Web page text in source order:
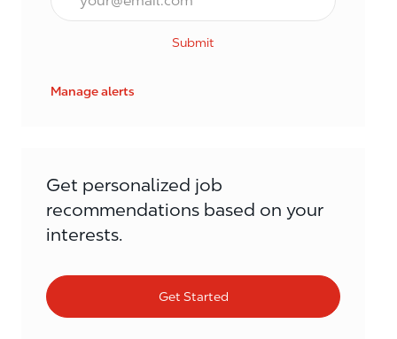
Submit
Manage alerts
Get personalized job
recommendations based on your
interests.
Get Started